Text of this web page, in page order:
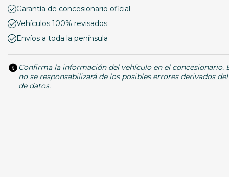
Garantía de concesionario oficial
Vehículos 100% revisados
Envíos a toda la península
Confirma la información del vehículo en el concesionario.
no se responsabilizará de los posibles errores derivados
de datos.